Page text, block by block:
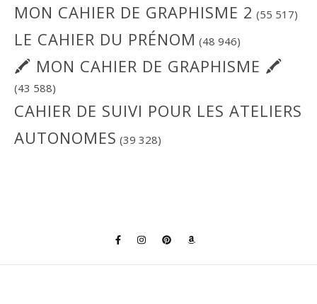
MON CAHIER DE GRAPHISME 2 (55 517)
LE CAHIER DU PRÉNOM (48 946)
🖍 MON CAHIER DE GRAPHISME 🖍
(43 588)
CAHIER DE SUIVI POUR LES ATELIERS
AUTONOMES (39 328)